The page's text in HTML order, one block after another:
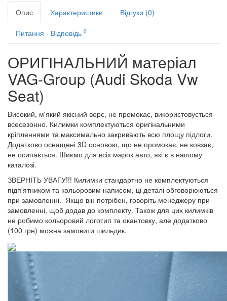
Опис Характеристики Відгуки (0)
Питання - Відповідь 0
ОРИГІНАЛЬНИЙ матеріал
VAG-Group (Audi Skoda Vw
Seat)
Високий, м'який якісний ворс, не промокає, використовується
всесезонно. Килимки комплектуються оригінальними
кріпленнями та максимально закривають всю площу підлоги.
Додатково оснащені 3D основою, що не промокає, не ковзає,
не осипається. Шиємо для всіх марок авто, які є в нашому
каталозі.
ЗВЕРНІТЬ УВАГУ!!! Килимки стандартно не комплектуються
підп'ятником та кольоровим написом, ці деталі обговорюються
при замовленні. Якщо він потрібен, говоріть менеджеру при
замовленні, щоб додав до комплекту. Також для цих килимків
не робимо кольоровий логотип та окантовку, але додатково
(100 грн) можна замовити шильдик.